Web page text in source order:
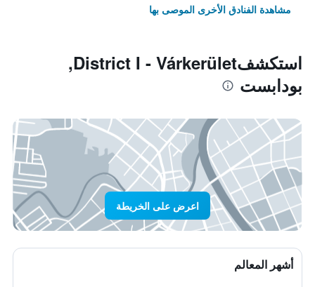
مشاهدة الفنادق الأخرى الموصى بها
استكشفDistrict I - Várkerület,
بودابست
اعرض على الخريطة
أشهر المعالم